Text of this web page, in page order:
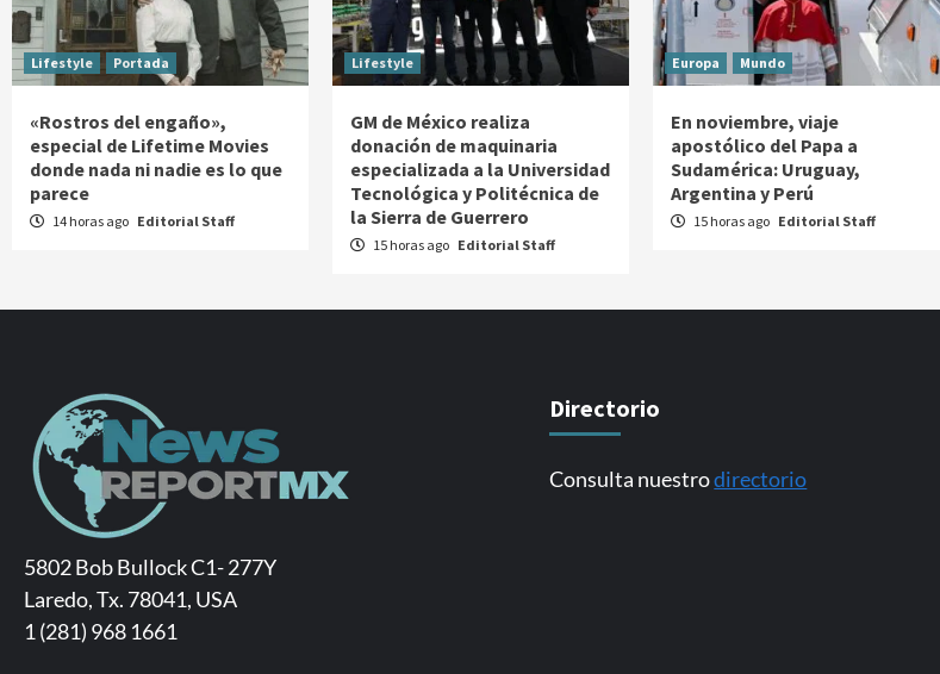
Lifestyle Portada
«Rostros del engaño»,
especial de Lifetime Movies
donde nada ni nadie es lo que
parece
14 horas ago Editorial Staff
Lifestyle
GM de México realiza
donación de maquinaria
especializada a la Universidad
Tecnológica y Politécnica de
la Sierra de Guerrero
15 horas ago Editorial Staff
Europa Mundo
En noviembre, viaje
apostólico del Papa a
Sudamérica: Uruguay,
Argentina y Perú
15 horas ago Editorial Staff
5802 Bob Bullock C1- 277Y
Laredo, Tx. 78041, USA
1 (281) 968 1661
Directorio
Consulta nuestrodirectorio